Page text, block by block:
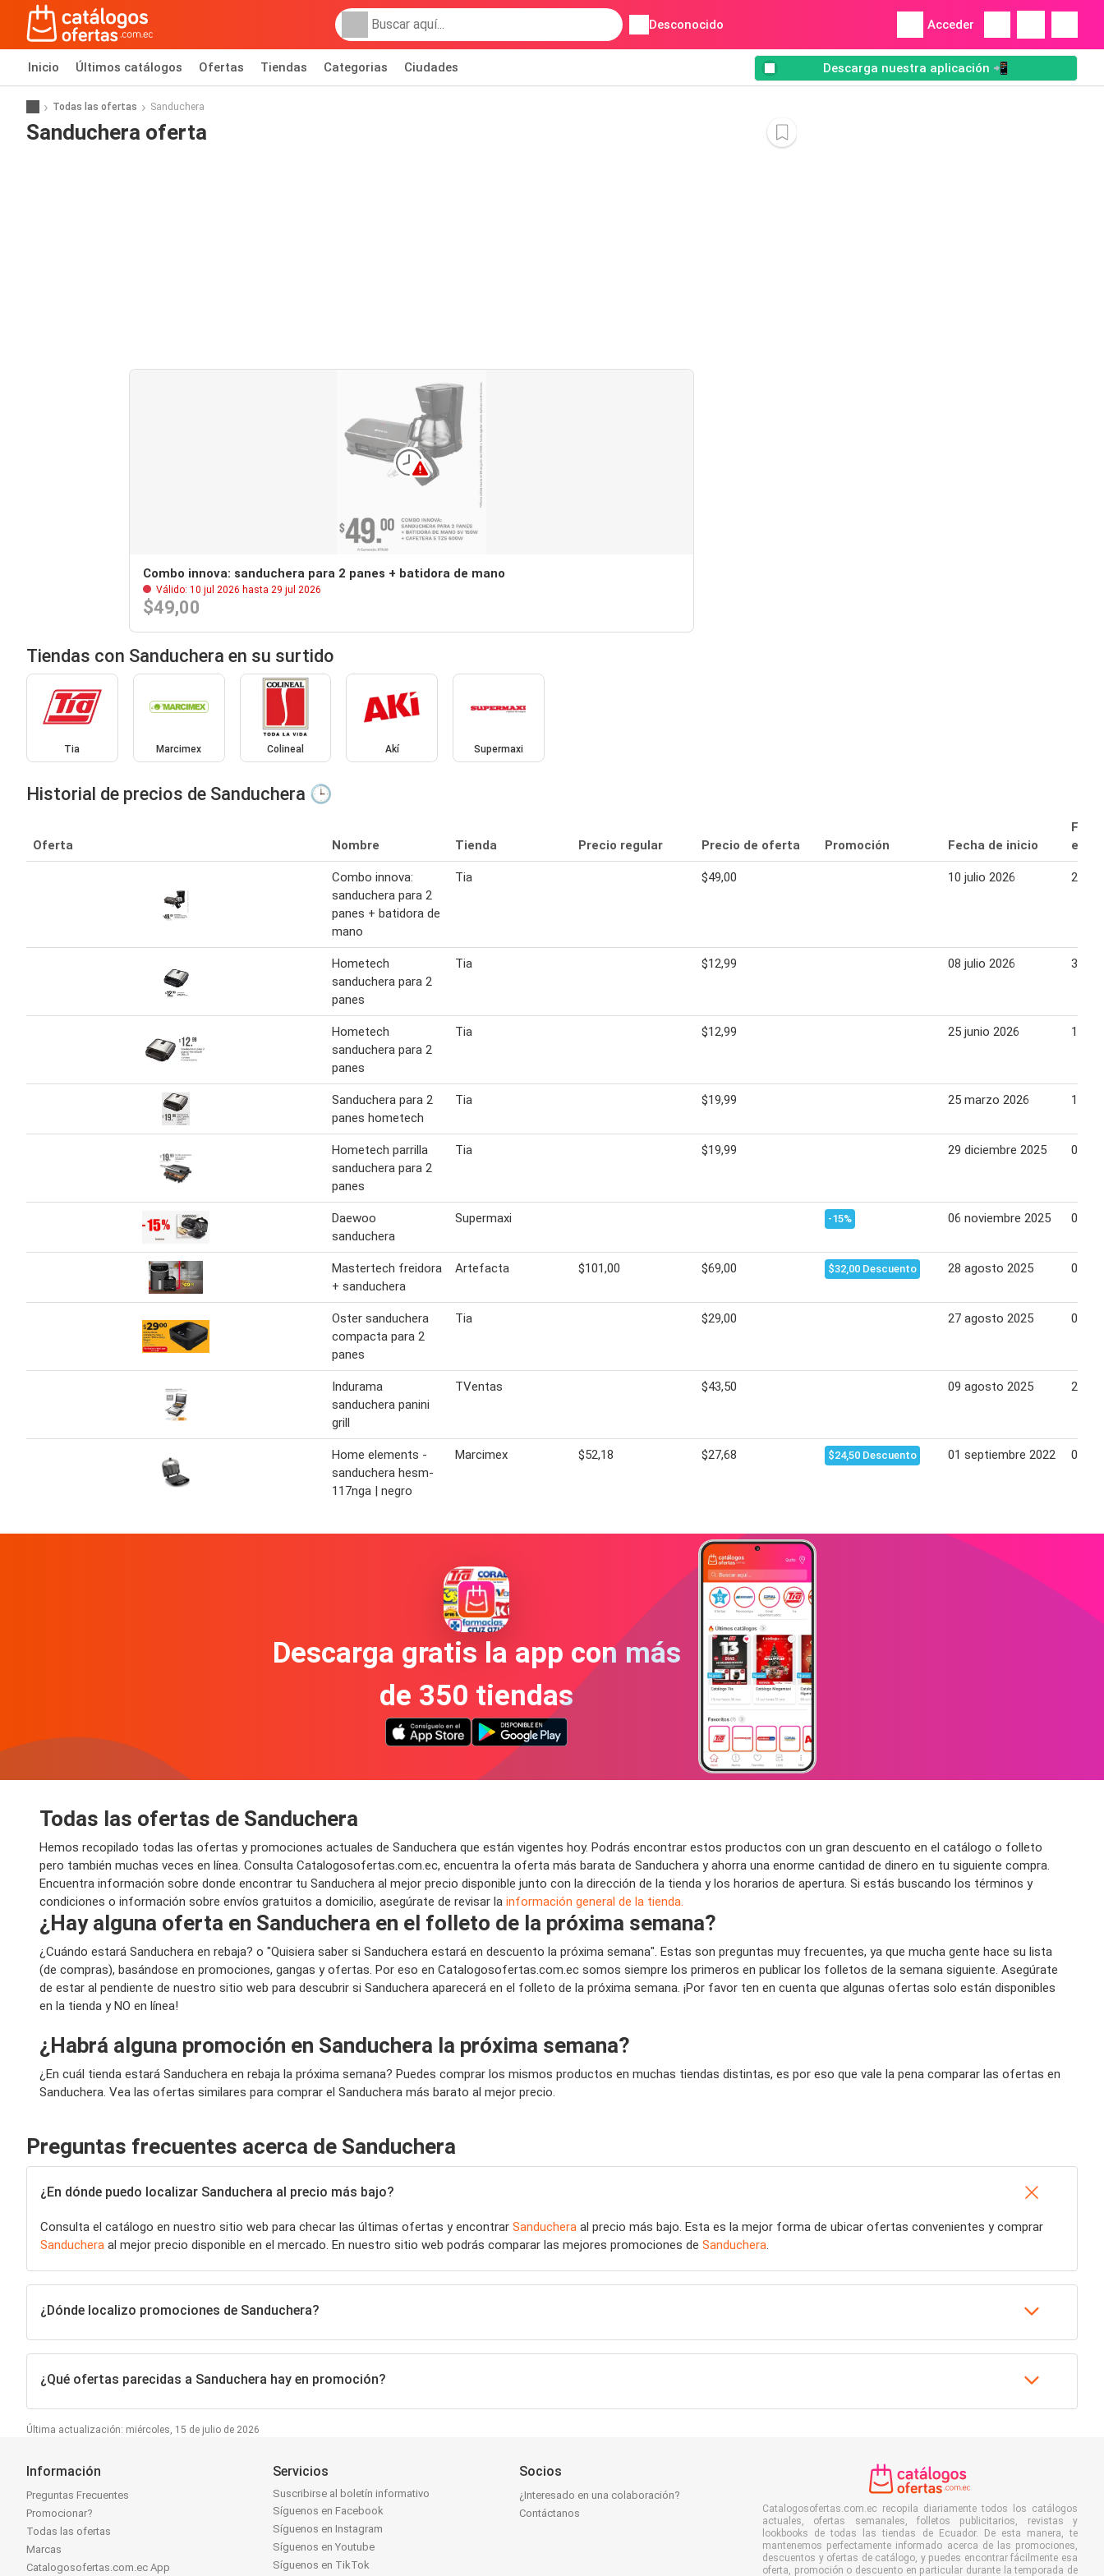
Desconocido Acceder
Inicio Últimos catálogos Ofertas Tiendas Categorias Ciudades Descarga nuestra aplicación 📲
Todas las ofertas Sanduchera
Sanduchera oferta
Combo innova: sanduchera para 2 panes + batidora de mano
Válido: 10 jul 2026 hasta 29 jul 2026
$49,00
Tiendas con Sanduchera en su surtido
Tia Marcimex Colineal Akí Supermaxi
Historial de precios de Sanduchera 🕒
Oferta Nombre Tienda Precio regular Precio de oferta Promoción Fecha de inicio
Combo innova:
sanduchera para 2
panes + batidora de
mano
Tia $49,00 10 julio 2026 29
Hometech
sanduchera para 2
panes
Tia $12,99 08 julio 2026 31
Hometech
sanduchera para 2
panes
Tia $12,99 25 junio 2026 15
Sanduchera para 2
panes hometech
Tia $19,99 25 marzo 2026 13
Hometech parrilla
sanduchera para 2
panes
Tia $19,99 29 diciembre 2025 08
Daewoo
sanduchera
Supermaxi -15% 06 noviembre 2025 03
Mastertech freidora
+ sanduchera
Artefacta $101,00 $69,00 $32,00 Descuento 28 agosto 2025 06
Oster sanduchera
compacta para 2
panes
Tia $29,00 27 agosto 2025 09
Indurama
sanduchera panini
grill
TVentas $43,50 09 agosto 2025 29
Home elements -
sanduchera hesm-
117nga | negro
Marcimex $52,18 $27,68 $24,50 Descuento 01 septiembre 2022 01
Descarga gratis la app con más
de 350 tiendas
Todas las ofertas de Sanduchera
Hemos recopilado todas las ofertas y promociones actuales de Sanduchera que están vigentes hoy. Podrás encontrar estos productos con un gran descuento en el catálogo o folleto
pero también muchas veces en línea. Consulta Catalogosofertas.com.ec, encuentra la oferta más barata de Sanduchera y ahorra una enorme cantidad de dinero en tu siguiente compra.
Encuentra información sobre donde encontrar tu Sanduchera al mejor precio disponible junto con la dirección de la tienda y los horarios de apertura. Si estás buscando los términos y
condiciones o información sobre envíos gratuitos a domicilio, asegúrate de revisar la información general de la tienda.
¿Hay alguna oferta en Sanduchera en el folleto de la próxima semana?
¿Cuándo estará Sanduchera en rebaja? o "Quisiera saber si Sanduchera estará en descuento la próxima semana". Estas son preguntas muy frecuentes, ya que mucha gente hace su lista
(de compras), basándose en promociones, gangas y ofertas. Por eso en Catalogosofertas.com.ec somos siempre los primeros en publicar los folletos de la semana siguiente. Asegúrate
de estar al pendiente de nuestro sitio web para descubrir si Sanduchera aparecerá en el folleto de la próxima semana. ¡Por favor ten en cuenta que algunas ofertas solo están disponibles
en la tienda y NO en línea!
¿Habrá alguna promoción en Sanduchera la próxima semana?
¿En cuál tienda estará Sanduchera en rebaja la próxima semana? Puedes comprar los mismos productos en muchas tiendas distintas, es por eso que vale la pena comparar las ofertas en
Sanduchera. Vea las ofertas similares para comprar el Sanduchera más barato al mejor precio.
Preguntas frecuentes acerca de Sanduchera
¿En dónde puedo localizar Sanduchera al precio más bajo?
Consulta el catálogo en nuestro sitio web para checar las últimas ofertas y encontrar Sanduchera al precio más bajo. Esta es la mejor forma de ubicar ofertas convenientes y comprar
Sanduchera al mejor precio disponible en el mercado. En nuestro sitio web podrás comparar las mejores promociones de Sanduchera
¿Dónde localizo promociones de Sanduchera?
¿Qué ofertas parecidas a Sanduchera hay en promoción?
Última actualización: miércoles, 15 de julio de 2026
Información
Preguntas Frecuentes
Promocionar?
Todas las ofertas
Marcas
Catalogosofertas.com.ec App
Servicios
Suscribirse al boletín informativo
Síguenos en Facebook
Síguenos en Instagram
Síguenos en Youtube
Síguenos en TikTok
Socios
¿Interesado en una colaboración?
Contáctanos
Catalogosofertas.com.ec recopila diariamente todos los catálogos
actuales, ofertas semanales, folletos publicitarios, revistas y
lookbooks de todas las tiendas de Ecuador. De esta manera, te
mantenemos perfectamente informado acerca de las promociones,
descuentos y ofertas de catálogo, y puedes encontrar fácilmente esa
oferta, promoción o descuento en particular durante la temporada de